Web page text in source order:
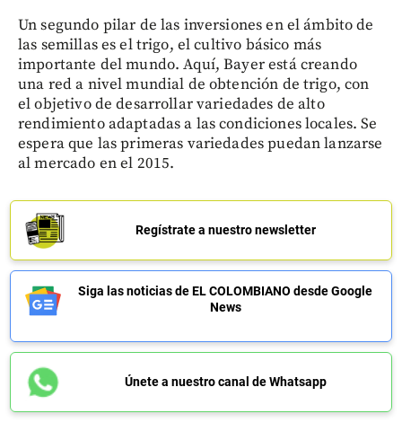
Un segundo pilar de las inversiones en el ámbito de
las semillas es el trigo, el cultivo básico más
importante del mundo. Aquí, Bayer está creando
una red a nivel mundial de obtención de trigo, con
el objetivo de desarrollar variedades de alto
rendimiento adaptadas a las condiciones locales. Se
espera que las primeras variedades puedan lanzarse
al mercado en el 2015.
Regístrate a nuestro newsletter
Siga las noticias de EL COLOMBIANO desde Google
News
Únete a nuestro canal de Whatsapp